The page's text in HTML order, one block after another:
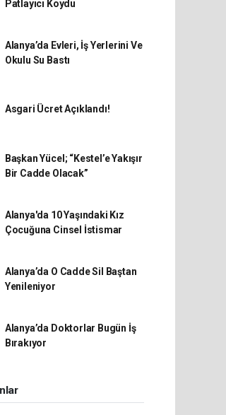
Patlayıcı Koydu
Alanya’da Evleri, İş Yerlerini Ve
Okulu Su Bastı
Asgari Ücret Açıklandı!
Başkan Yücel; “Kestel’e Yakışır
Bir Cadde Olacak”
Alanya'da 10 Yaşındaki Kız
Çocuğuna Cinsel İstismar
Alanya’da O Cadde Sil Baştan
Yenileniyor
Alanya’da Doktorlar Bugün İş
Bırakıyor